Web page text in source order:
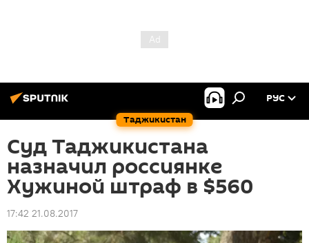
Таджикистан
РУС
Суд Таджикистана
назначил россиянке
Хужиной штраф в $560
17:42 21.08.2017